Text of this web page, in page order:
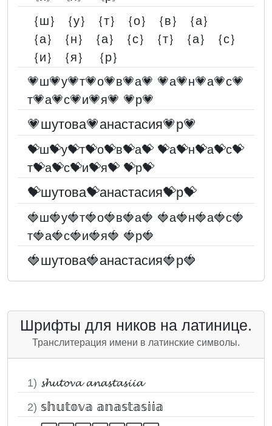
｛ш｝｛у｝｛т｝｛о｝｛в｝｛а｝
｛а｝｛н｝｛а｝｛с｝｛т｝｛а｝｛с｝
｛и｝｛я｝ ｛p｝
💗ш💗у💗т💗о💗в💗а💗 💗а💗н💗а💗с💗
т💗а💗с💗и💗я💗 💗p💗
💗шутова💗анастасия💗p💗
💝ш💝у💝т💝о💝в💝а💝 💝а💝н💝а💝с💝
т💝а💝с💝и💝я💝 💝p💝
💝шутова💝анастасия💝p💝
🍓ш🍓у🍓т🍓о🍓в🍓а🍓 🍓а🍓н🍓а🍓с🍓
т🍓а🍓с🍓и🍓я🍓 🍓p🍓
🍓шутова🍓анастасия🍓p🍓
Шрифты для ников на латинице.
Транслитерация имени в латинские символы.
1) 𝓼𝓱𝓾𝓽𝓸𝓿𝓪 𝓪𝓷𝓪𝓼𝓽𝓪𝓼𝓲𝓲𝓪
2) 𝕤𝕙𝕦𝕥𝕠𝕧𝕒 𝕒𝕟𝕒𝕤𝕥𝕒𝕤𝕚𝕚𝕒